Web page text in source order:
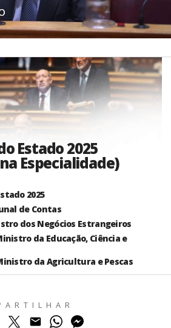
Estado 2025
Especialidade)
2025
de Contas
dos Negócios Estrangeiros
da Educação, Ciência e
da Agricultura e Pescas